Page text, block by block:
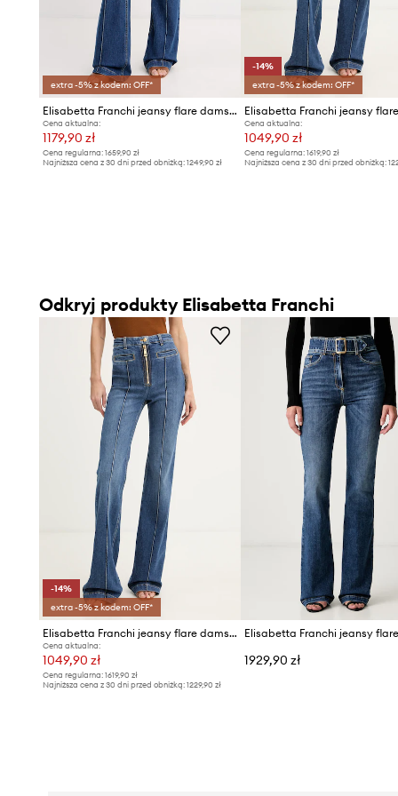
extra -5% z kodem: OFF*
Elisabetta Franchi jeansy flare damskie
Cena aktualna:
1179,90 zł
Cena regularna: 1659,90 zł
Najniższa cena z 30 dni przed obniżką: 1249,90 zł
-14%
extra -5% z kodem: OFF*
Cena aktualna:
1049,90 zł
Cena regularna:1619,90 zł
Najniższa cena z 30 dni przed obniżką:
Odkryj produkty Elisabetta Franchi
-14%
extra -5% z kodem: OFF*
Elisabetta Franchi jeansy flare damskie
Cena aktualna:
1049,90 zł
Cena regularna: 1619,90 zł
Najniższa cena z 30 dni przed obniżką: 1229,90 zł
1929,90 zł